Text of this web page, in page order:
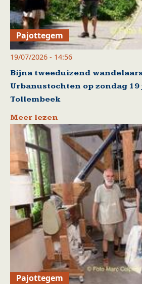
Pajottegem
19/07/2026 - 14:56
Bijna tweeduizend
Urbanustochten op zondag
Tollembeek
Meer lezen
Pajottegem